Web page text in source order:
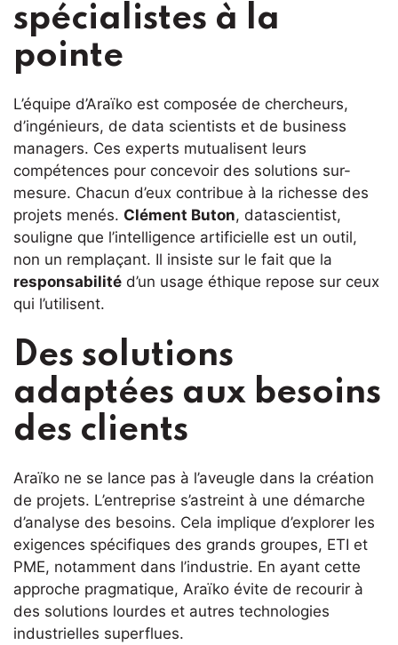
spécialistes à la
pointe
L’équipe d’Araïko est composée de chercheurs,
d’ingénieurs, de data scientists et de business
managers. Ces experts mutualisent leurs
compétences pour concevoir des solutions sur-
mesure. Chacun d’eux contribue à la richesse des
projets menés. Clément Buton, datascientist,
souligne que l’intelligence artificielle est un outil,
non un remplaçant. Il insiste sur le fait que la
responsabilité d’un usage éthique repose sur ceux
qui l’utilisent.
Des solutions
adaptées aux besoins
des clients
Araïko ne se lance pas à l’aveugle dans la création
de projets. L’entreprise s’astreint à une démarche
d’analyse des besoins. Cela implique d’explorer les
exigences spécifiques des grands groupes, ETI et
PME, notamment dans l’industrie. En ayant cette
approche pragmatique, Araïko évite de recourir à
des solutions lourdes et autres technologies
industrielles superflues.